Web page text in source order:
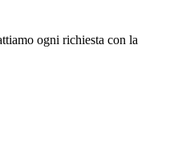
ogni richiesta con la